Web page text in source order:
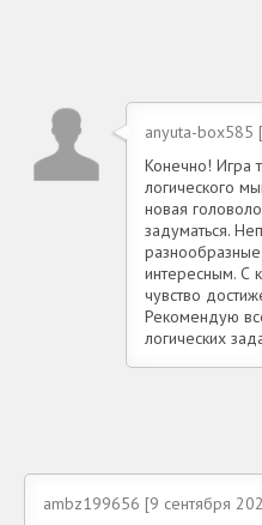
anyuta-box585
Конечно! Игра
логического
новая
задуматься.
интересным. С
чувство
Рекомендую
логических
ambz199656 [9 сентября